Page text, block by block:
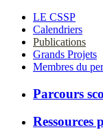
LE CSSP
Calendriers
Publications
Grands Projets
Membres du
Parcours
Ressources